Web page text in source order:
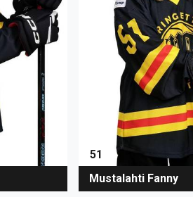
51
Mustalahti Fanny